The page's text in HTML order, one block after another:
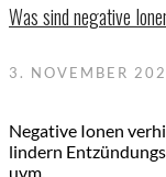
Was sind negative
3. NOVEMBER
Negative Ionen
lindern
uvm.